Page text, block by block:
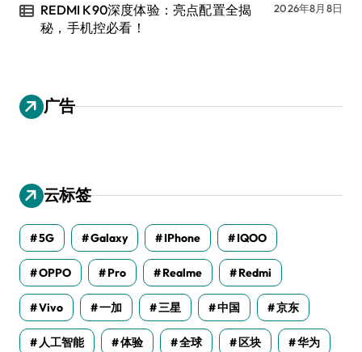
REDMI K90深度体验：亮点配置全揭
秘，手机控必看！
2026年8月8日
广告
云标签
5G Galaxy IPhone IQOO
OPPO Pro Realme Redmi
Vivo 一加 三星 中国 京东
人工智能 体验 全球 区块 华为